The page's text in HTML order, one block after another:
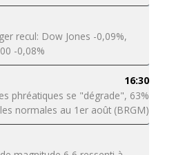
recul: Dow Jones -0,09%,
-0,08%
16:30
phréatiques se "dégrade", 63%
normales au 1er août (BRGM)